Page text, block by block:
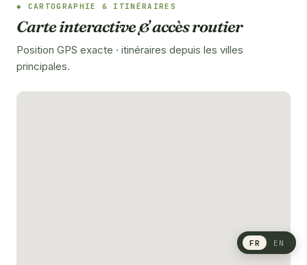
CARTOGRAPHIE & ITINÉRAIRES
Carte interactive & accès routier
Position GPS exacte · itinéraires depuis les villes
principales.
FR EN